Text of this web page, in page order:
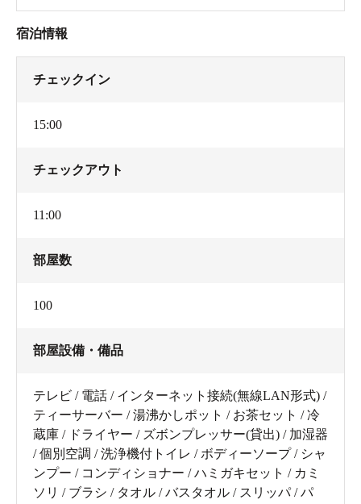
宿泊情報
チェックイン
15:00
チェックアウト
11:00
部屋数
100
部屋設備・備品
テレビ / 電話 / インターネット接続(無線LAN形式) /
ティーサーバー / 湯沸かしポット / お茶セット / 冷
蔵庫 / ドライヤー / ズボンプレッサー(貸出) / 加湿器
/ 個別空調 / 洗浄機付トイレ / ボディーソープ / シャ
ンプー / コンディショナー / ハミガキセット / カミ
ソリ / ブラシ / タオル / バスタオル / スリッパ / パ